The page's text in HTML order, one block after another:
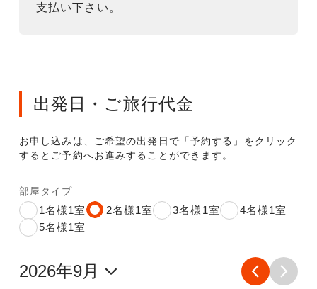
支払い下さい。
出発日・ご旅行代金
お申し込みは、ご希望の出発日で「予約する」をクリック
するとご予約へお進みすることができます。
部屋タイプ
1名様1室 2名様1室 3名様1室
4名様1室
5名様1室